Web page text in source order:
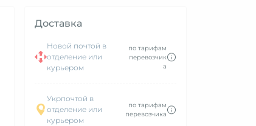
Доставка
Новой почтой в
отделение или
курьером
по тарифам
перевозчик
а
Укрпочтой в
отделение или
курьером
по тарифам
перевозчика